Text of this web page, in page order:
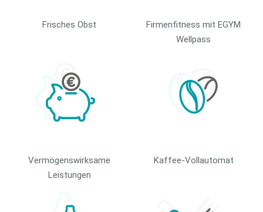
Frisches Obst
Firmenfitness mit EGYM
Wellpass
Vermögenswirksame
Leistungen
Kaffee-Vollautomat